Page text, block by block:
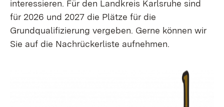
interessieren. Für den Landkreis Karlsruhe sind
für 2026 und 2027 die Plätze für die
Grundqualifizierung vergeben. Gerne können wir
Sie auf die Nachrückerliste aufnehmen.